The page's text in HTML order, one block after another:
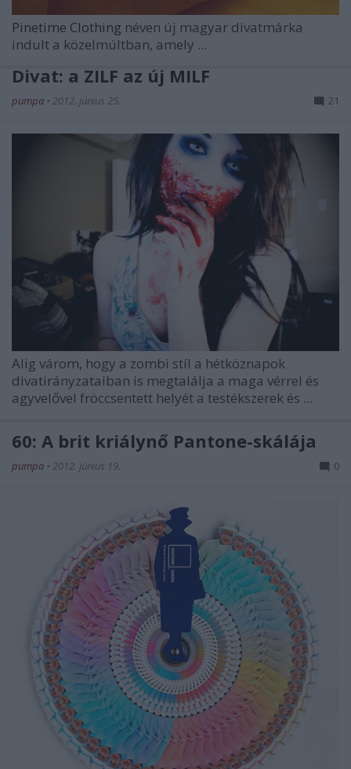
Pinetime Clothing néven új magyar divatmárka
indult a közelmúltban, amely ...
Divat: a ZILF az új MILF
pumpa • 2012. június 25. 21
Alig várom, hogy a zombi stíl a hétköznapok
divatirányzataiban is megtalálja a maga vérrel és
agyvelővel fröccsentett helyét a testékszerek és ...
60: A brit kriálynő Pantone-skálája
pumpa • 2012. június 19. 0